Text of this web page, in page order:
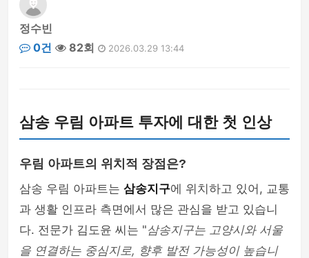
정수빈
0건
82회 2026.03.29 13:44
삼송 우림 아파트 투자에 대한 첫 인상
우림 아파트의 위치적 장점은?
삼송 우림 아파트는 삼송지구에 위치하고 있어, 교통
과 생활 인프라 측면에서 많은 관심을 받고 있습니
다. 전문가 김도윤 씨는 "삼송지구는 고양시와 서울
을 연결하는 중심지로, 향후 발전 가능성이 높습니